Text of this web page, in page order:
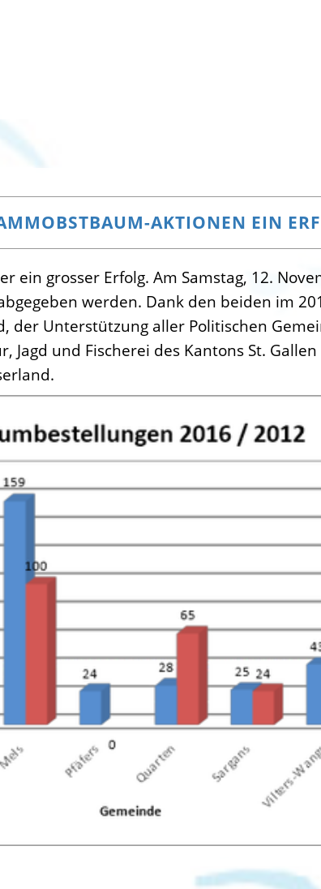
AKTIONEN EIN
ein grosser Erfolg. Am Samstag, 12.
werden. Dank den beiden im
der Unterstützung aller Politischen
Jagd und Fischerei des Kantons St.